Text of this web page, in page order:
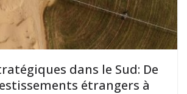
dans le Sud: De
étrangers à